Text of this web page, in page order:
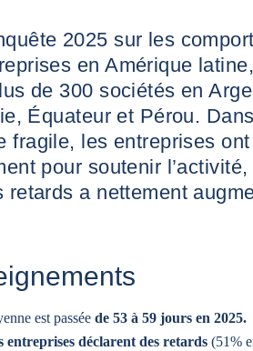
2025 sur les
en Amérique latine,
de 300 sociétés en
Équateur et Pérou.
fragile, les entreprises
pour soutenir
retards a nettement
est passée de 53 à 59 jours en 2025.
entreprises déclarent des retards(51%